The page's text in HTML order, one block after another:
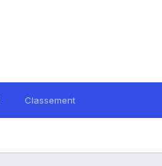
Classement